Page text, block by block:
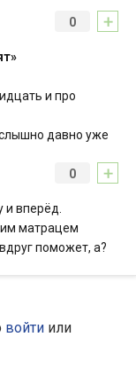
+
0
и про
давно уже
+
0
и вперёд.
матрацем
поможет, а?
войти или